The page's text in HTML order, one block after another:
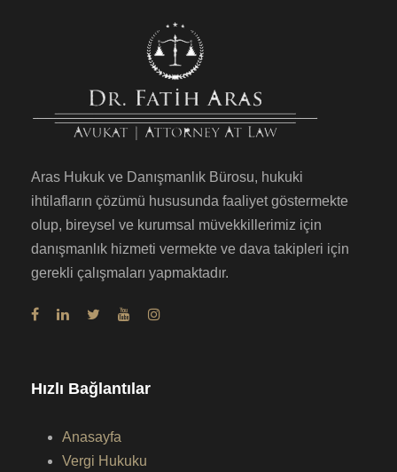
Aras Hukuk ve Danışmanlık Bürosu, hukuki
ihtilafların çözümü hususunda faaliyet göstermekte
olup, bireysel ve kurumsal müvekkillerimiz için
danışmanlık hizmeti vermekte ve dava takipleri için
gerekli çalışmaları yapmaktadır.
Hızlı Bağlantılar
Anasayfa
Vergi Hukuku